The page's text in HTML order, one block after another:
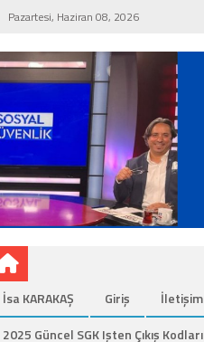
Pazartesi, Haziran 08, 2026
İsa KARAKAŞ Giriş İletişim
2025 Güncel SGK Işten Çıkış Kodları